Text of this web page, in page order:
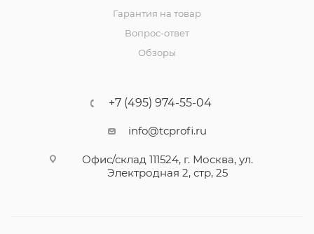
Гарантия на товар
Вопрос-ответ
Обзоры
+7 (495) 974-55-04
info@tcprofi.ru
Офис/склад 111524, г. Москва, ул.
Электродная 2, стр, 25